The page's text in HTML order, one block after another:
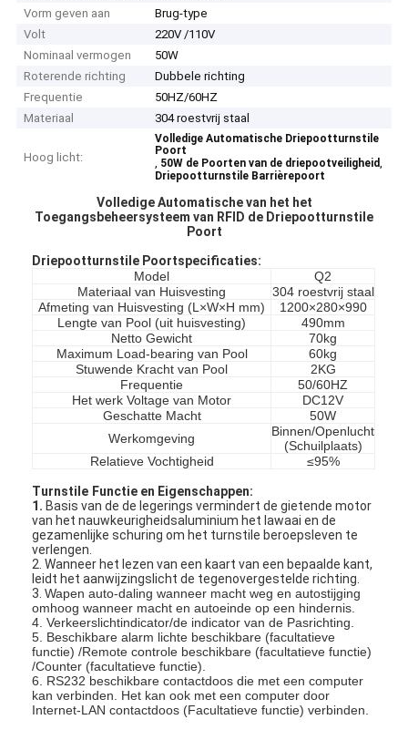
Vorm geven aan
Brug-type
Volt
220V /110V
Nominaal vermogen
50W
Roterende richting
Dubbele richting
Frequentie
50HZ/60HZ
Materiaal
304 roestvrij staal
Hoog licht:
Volledige Automatische Driepootturnstile
Poort
, 50W de Poorten van de driepootveiligheid,
Driepootturnstile Barrièrepoort
Volledige Automatische van het het
Toegangsbeheersysteem van RFID de Driepootturnstile
Poort
Driepootturnstile Poortspecificaties:
Model
Q2
Materiaal van Huisvesting
304 roestvrij staal
Afmeting van Huisvesting (L×W×H mm)
1200×280×990
Lengte van Pool (uit huisvesting)
490mm
Netto Gewicht
70kg
Maximum Load-bearing van Pool
60kg
Stuwende Kracht van Pool
2KG
Frequentie
50/60HZ
Het werk Voltage van Motor
DC12V
Geschatte Macht
50W
Werkomgeving
Binnen/Openlucht
(Schuilplaats)
Relatieve Vochtigheid
≤95%
Turnstile Functie en Eigenschappen:
1. Basis van de de legerings vermindert de gietende motor
van het nauwkeurigheidsaluminium het lawaai en de
gezamenlijke schuring om het turnstile beroepsleven te
verlengen.
2.Wanneer het lezen van een kaart van een bepaalde kant,
leidt het aanwijzingslicht de tegenovergestelde richting.
3. Wapen auto-daling wanneer macht weg en autostijging
omhoog wanneer macht en autoeinde op een hindernis.
4. Verkeerslichtindicator/de indicator van de Pasrichting.
5. Beschikbare alarm lichte beschikbare (facultatieve
functie) /Remote controle beschikbare (facultatieve functie)
/Counter (facultatieve functie).
6. RS232 beschikbare contactdoos die met een computer
kan verbinden. Het kan ook met een computer door
Internet-LAN contactdoos (Facultatieve functie) verbinden.